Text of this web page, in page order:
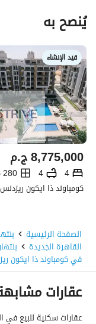
يُنصح به
قيد الإنشاء
ج.م8,775,000
4
4
280 متر مربع
الصفحة الرئيسية
القاهرة الجديدة
في كومباوند ذا ايكون
عقارات
عقارات سكنية للبيع في